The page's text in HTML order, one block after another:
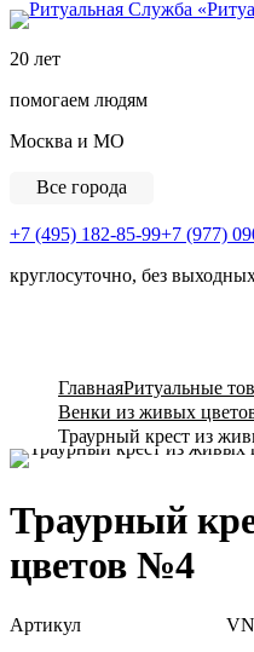
20 лет
помогаем людям
Москва и МО
Все города
+7 (495) 182-85-99+7 (977)
круглосуточно, без
ГлавнаяРитуальные
Венки из живых
Траурный крест из
Траурный
цветов №4
Артикул